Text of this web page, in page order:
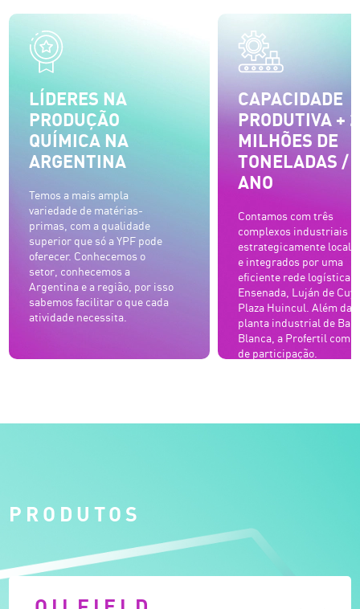
LÍDERES NA
PRODUÇÃO
QUÍMICA NA
ARGENTINA
Temos a mais ampla
variedade de matérias-
primas, com a qualidade
superior que só a YPF pode
oferecer. Conhecemos o
setor, conhecemos a
Argentina e a região, por isso
sabemos facilitar o que cada
atividade necessita.
CAPACIDADE
PRODUTIVA +
MILHÕES DE
TONELADAS /
ANO
Contamos com três
complexos industriais
estrategicamente
e integrados por uma
eficiente rede logística:
Ensenada, Luján de
Plaza Huincul. Além da
planta industrial de
Blanca, a Profertil com
de participação.
PRODUTOS